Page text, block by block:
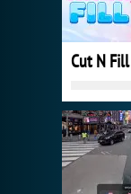
Cut N Fill